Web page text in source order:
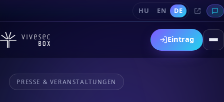
HU EN DE
Eintrag
PRESSE & VERANSTALTUNGEN